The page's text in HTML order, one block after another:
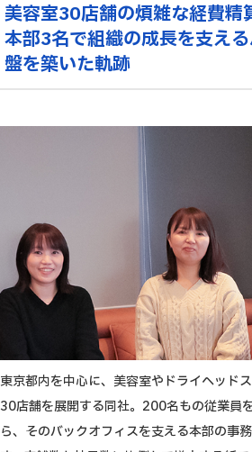
美容室30店舗の煩雑な経費精
本部3名で組織の成長を支え
盤を築いた軌跡
東京都内を中心に、美容室やドライヘッド
30店舗を展開する同社。200名もの従業員
ら、そのバックオフィスを支える本部の事